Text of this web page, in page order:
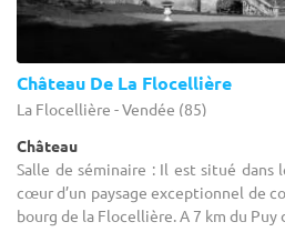
Château De La Flocellière
La Flocellière - Vendée (85)
Château
Salle de séminaire : Il est situé dans
cœur d’un paysage exceptionnel de
bourg de la Flocellière. A 7 km du Puy